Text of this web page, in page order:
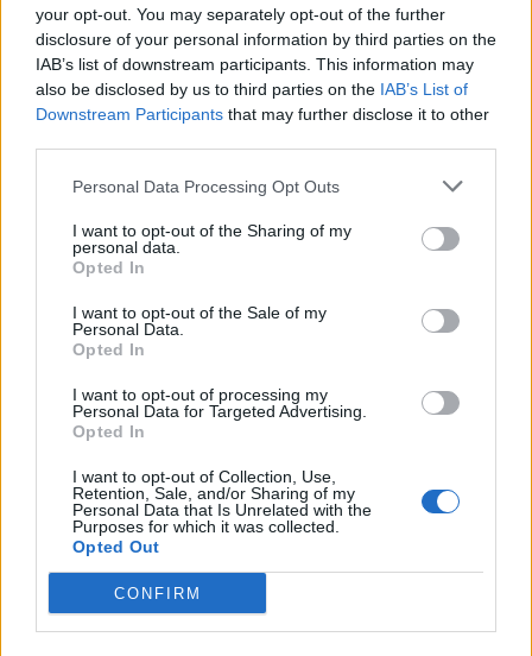
your opt-out. You may separately opt-out of the further
disclosure of your personal information by third parties on the
IAB’s list of downstream participants. This information may
also be disclosed by us to third parties on the IAB’s List of
Downstream Participants that may further disclose it to other
Personal Data Processing Opt Outs
I want to opt-out of the Sharing of my
personal data.
Opted In
I want to opt-out of the Sale of my
Personal Data.
Opted In
I want to opt-out of processing my
Personal Data for Targeted Advertising.
Opted In
I want to opt-out of Collection, Use,
Retention, Sale, and/or Sharing of my
Personal Data that Is Unrelated with the
Purposes for which it was collected.
Opted Out
CONFIRM
Διάβασε επίσης
Ακολουθήστε το onalert.gr στο
Google
News και μάθετε πρώτοι όλες τις ειδήσεις
για την άμυνα.